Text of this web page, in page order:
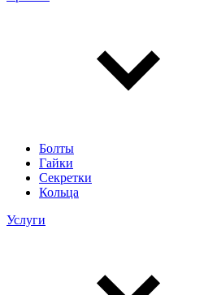
Болты
Гайки
Секретки
Кольца
Услуги